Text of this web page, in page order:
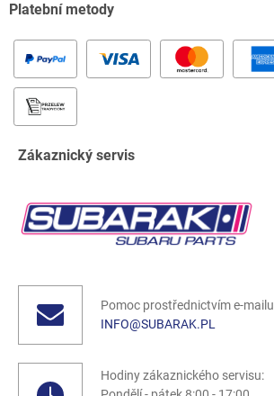
Platební metody
Zákaznický servis
Pomoc prostřednictvím e-mailu
INFO@SUBARAK.PL
Hodiny zákaznického servisu: